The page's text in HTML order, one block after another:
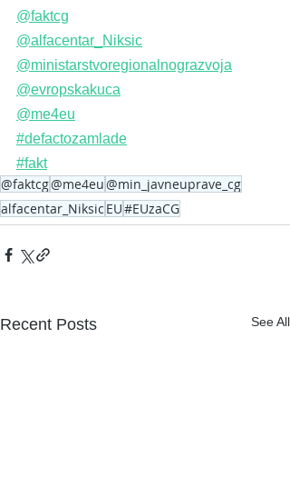
@faktcg
@alfacentar_Niksic
@ministarstvoregionalnograzvoja
@evropskakuca
@me4eu
#defactozamlade
#fakt
@faktcg@me4eu@min_javneuprave_cg
alfacentar_Niksic EU#EUzaCG
Recent Posts See All